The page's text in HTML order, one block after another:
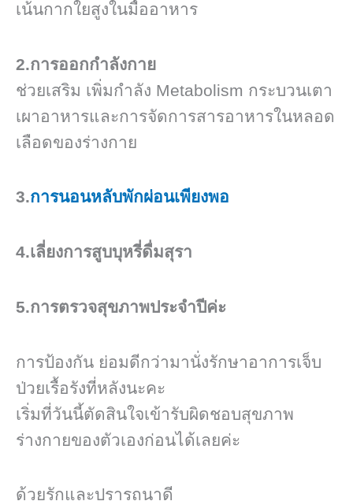
เน้นกากใยสูงในมื้ออาหาร
2.การออกกำลังกาย
ช่วยเสริม เพิ่มกำลัง Metabolism กระบวนเตา
เผาอาหารและการจัดการสารอาหารในหลอด
เลือดของร่างกาย
3.การนอนหลับ​พักผ่อนเพียงพอ
4.เลี่ยงการสูบบุหรี่​ดื่มสุรา
5.การตรวจสุขภาพประจำปีค่ะ
การป้องกัน ย่อมดีกว่ามานั่งรักษาอาการเจ็บ
ป่วยเรื้อรังที่หลังนะคะ
เริ่มที่วันนี้ตัดสินใจเข้ารับผิดชอบสุขภาพ
ร่างกายของตัวเองก่อนได้เลยค่ะ
ด้วยรักและปรารถนาดี